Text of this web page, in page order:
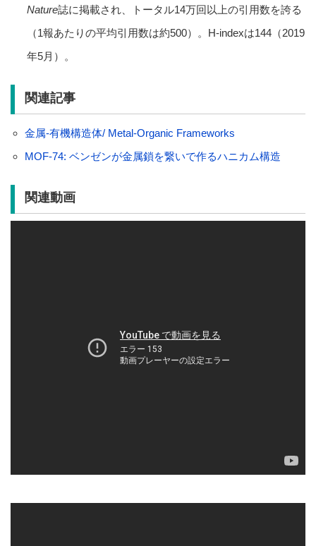
Nature誌に掲載され、トータル14万回以上の引用数を誇る
（1報あたりの平均引用数は約500）。H-indexは144（2019
年5月）。
関連記事
金属-有機構造体/ Metal-Organic Frameworks
MOF-74: ベンゼンが金属鎖を繋いで作るハニカム構造
関連動画